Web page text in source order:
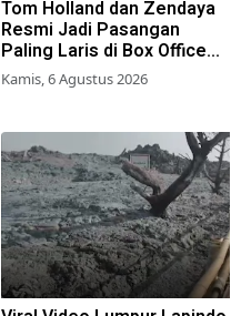
Tom Holland dan Zendaya
Resmi Jadi Pasangan
Paling Laris di Box Office
2026
Kamis, 6 Agustus 2026